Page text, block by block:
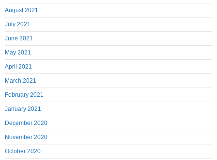
August 2021
July 2021
June 2021
May 2021
April 2021
March 2021
February 2021
January 2021
December 2020
November 2020
October 2020